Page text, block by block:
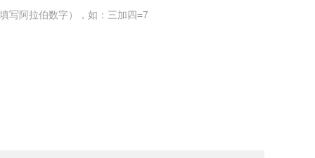
写阿拉伯数字），如：三加四=7